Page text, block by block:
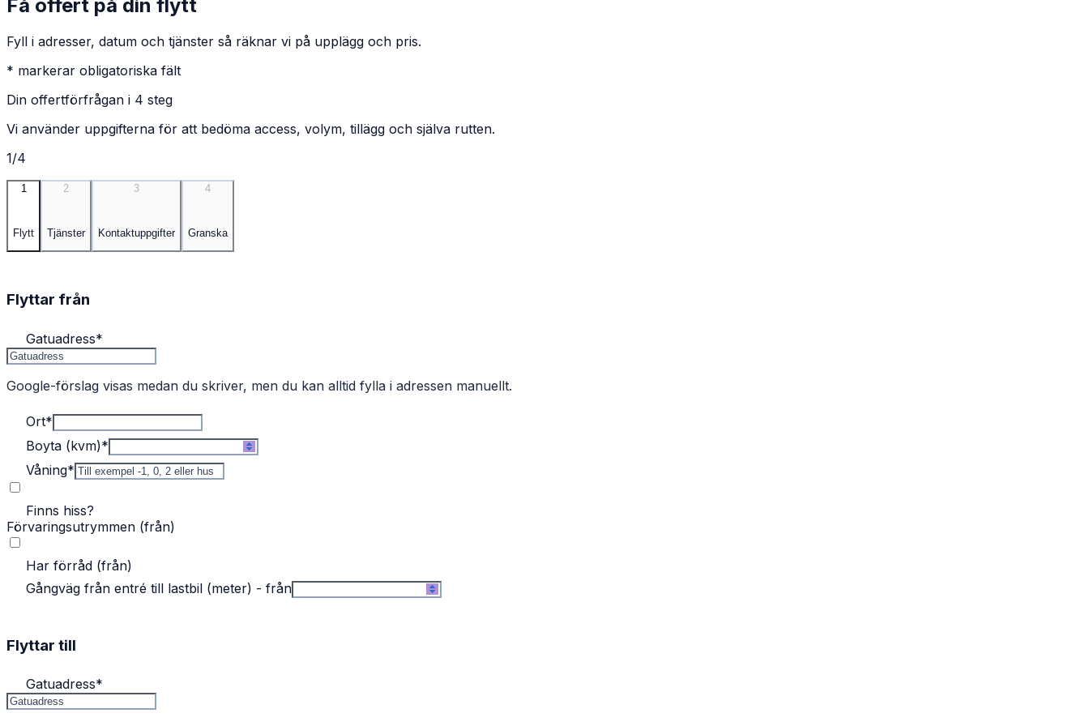
Få offert på din flytt
Fyll i adresser, datum och tjänster så räknar vi på upplägg och pris.
* markerar obligatoriska fält
Din offertförfrågan i 4 steg
Vi använder uppgifterna för att bedöma access, volym, tillägg och själva rutten.
1/4
1
Flytt
2
Tjänster
3
Kontaktuppgifter
4
Granska
Flyttar från
Gatuadress*
Google-förslag visas medan du skriver, men du kan alltid fylla i adressen manuellt.
Ort*
Boyta (kvm)*
Våning*
Finns hiss?
Förvaringsutrymmen (från)
Har förråd (från)
Gångväg från entré till lastbil (meter) - från
Flyttar till
Gatuadress*